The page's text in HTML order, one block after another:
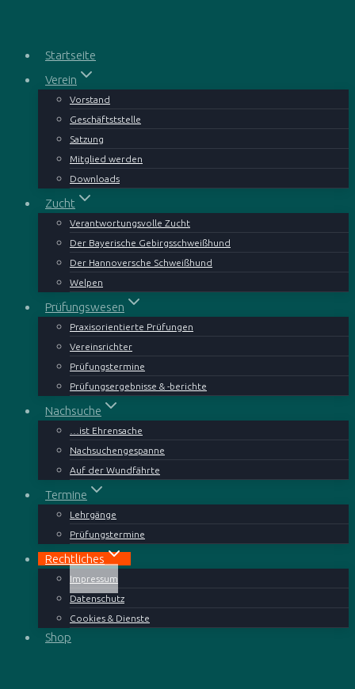
springenStartseite
Verein
Vorstand
Geschäftststelle
Satzung
Mitglied werden
Downloads
Zucht
Verantwortungsvolle Zucht
Der Bayerische Gebirgsschweißhund
Der Hannoversche Schweißhund
Welpen
Prüfungswesen
Praxisorientierte Prüfungen
Vereinsrichter
Prüfungstermine
Prüfungsergebnisse & -berichte
Nachsuche
…ist Ehrensache
Nachsuchengespanne
Auf der Wundfährte
Termine
Lehrgänge
Prüfungstermine
Rechtliches
Impressum
Datenschutz
Cookies & Dienste
Shop